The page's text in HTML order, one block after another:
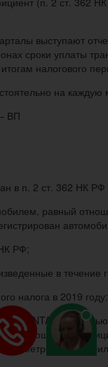
выступают
сроки уплаты
налогового
на
ВП
п. 2 ст. 362 НК РФ
равный
РФ;
в течение
налога в 2019 году:
GRANTA